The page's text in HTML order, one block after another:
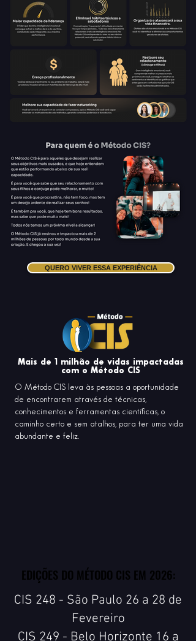
QUERO VIVER ESSA EXPERIÊNCIA
Mais de 1 milhão de vidas impactadas
com o Método CIS
O Método CIS leva às pessoas a oportunidade
de encontrarem através de técnicas,
conhecimentos e ferramentas científicas, o
caminho certo e sem atalhos, para ter uma vida
abundante e feliz.
EDIÇÕES DO MÉTODO CIS EM 2026:
EDIÇÕES DO MÉTODO CIS EM 2026:
CIS 248 - São Paulo 26 a 28 de
Fevereiro
CIS 249 - Belo Horizonte 16 a